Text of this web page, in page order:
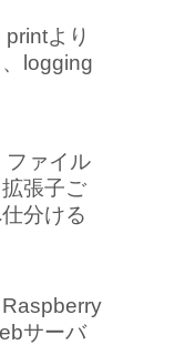
printより
logging
ファイル
張子ご
分ける
Raspberry
サーバ